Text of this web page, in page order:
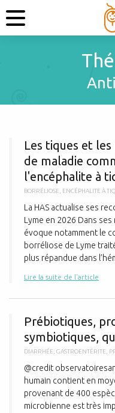
Les tiques et
de maladie
l'encéphalite à
BORRÉLIOSE ENCÉPHALITE À
La HAS actualise ses
Lyme en 2026 Dans
évoque notamment le
borréliose de Lyme
plus répandue dans
Lire la suite de l'article
Prébiotiques,
symbiotiques,
DIARRHÉE GASTROENTÉRITE
@credit
humain contient en
provenant de 400
microbienne est très